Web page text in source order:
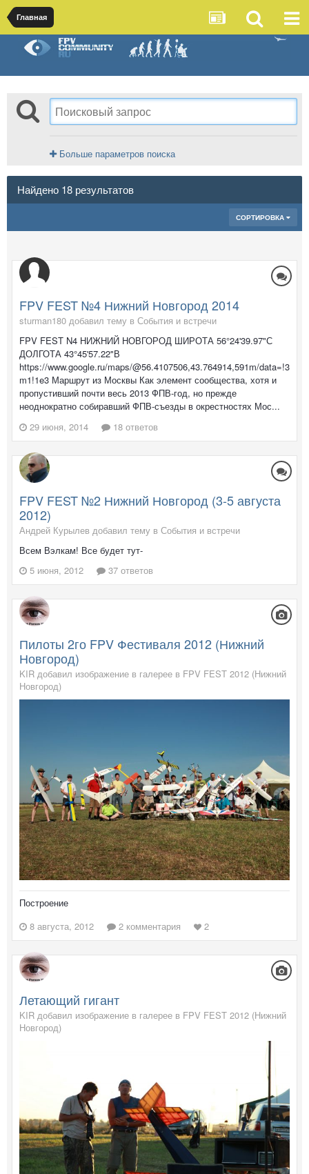
Главная
Больше параметров поиска
Найдено 18 результатов
СОРТИРОВКА
FPV FEST №4 Нижний Новгород 2014
sturman180 добавил тему в События и встречи
FPV FEST N4 НИЖНИЙ НОВГОРОД ШИРОТА 56°24'39.97"С
ДОЛГОТА 43°45'57.22"В
https://www.google.ru/maps/@56.4107506,43.764914,591m/data=!3
m1!1e3 Маршрут из Москвы Как элемент сообщества, хотя и
пропустивший почти весь 2013 ФПВ-год, но прежде
неоднократно собиравший ФПВ-съезды в окрестностях Мос...
29 июня, 2014
18 ответов
FPV FEST №2 Нижний Новгород (3-5 августа
2012)
Андрей Курылев добавил тему в События и встречи
Всем Вэлкам! Все будет тут-
5 июня, 2012
37 ответов
Пилоты 2го FPV Фестиваля 2012 (Нижний
Новгород)
KIR добавил изображение в галерее в FPV FEST 2012 (Нижний
Новгород)
Построение
8 августа, 2012
2 комментария 2
Летающий гигант
KIR добавил изображение в галерее в FPV FEST 2012 (Нижний
Новгород)